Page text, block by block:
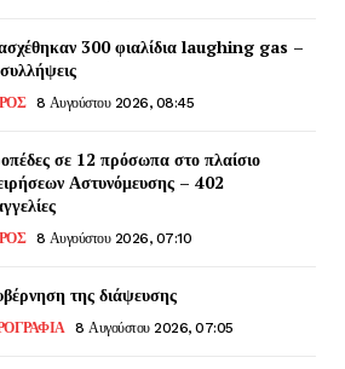
300 φιαλίδια laughing gas –
8 Αυγούστου 2026, 08:45
σε 12 πρόσωπα στο πλαίσιο
Αστυνόμευσης – 402
8 Αυγούστου 2026, 07:10
της διάψευσης
8 Αυγούστου 2026, 07:05